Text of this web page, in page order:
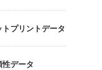
トプリントデータ
性データ